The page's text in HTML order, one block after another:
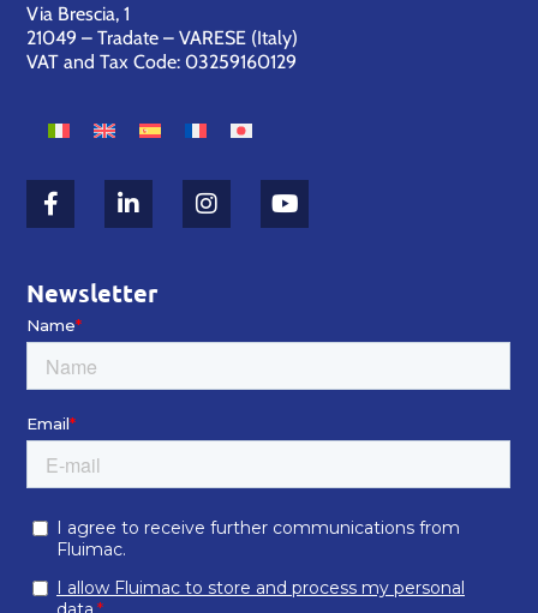
Via Brescia, 1
21049 – Tradate – VARESE (Italy)
VAT and Tax Code: 03259160129
Newsletter